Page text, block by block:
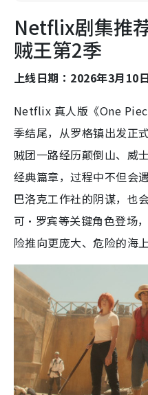
Netflix剧集推
贼王第2季
上线日期：2026年3月10日
Netflix 真人版《One
季结尾，从罗格镇出发
贼团一路经历颠倒山、威
经典篇章，过程中不但会
巴洛克工作社的阴谋，也
可・罗宾等关键角色登场
险推向更庞大、危险的海